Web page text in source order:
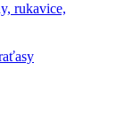
rukavice,